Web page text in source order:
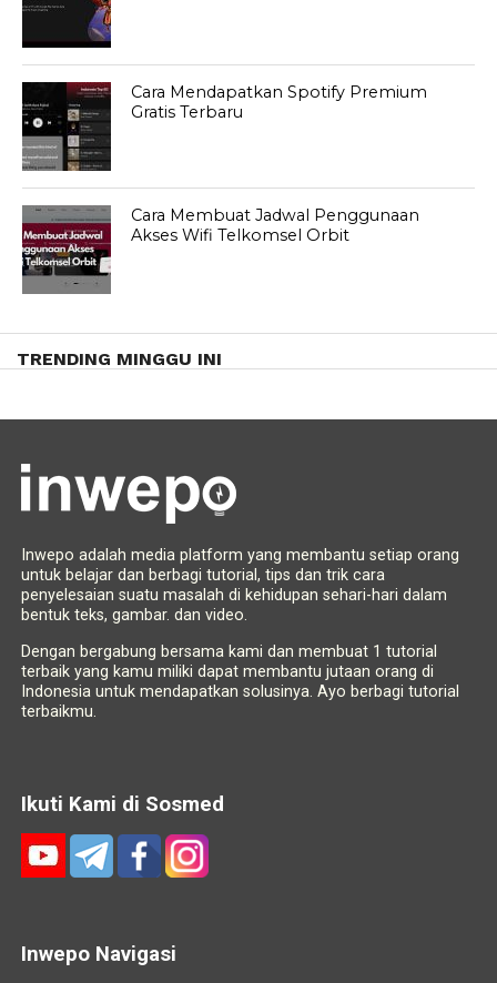
Cara Mendapatkan Spotify Premium
Gratis Terbaru
Cara Membuat Jadwal Penggunaan
Akses Wifi Telkomsel Orbit
TRENDING MINGGU INI
Inwepo adalah media platform yang membantu setiap orang
untuk belajar dan berbagi tutorial, tips dan trik cara
penyelesaian suatu masalah di kehidupan sehari-hari dalam
bentuk teks, gambar. dan video.
Dengan bergabung bersama kami dan membuat 1 tutorial
terbaik yang kamu miliki dapat membantu jutaan orang di
Indonesia untuk mendapatkan solusinya. Ayo berbagi tutorial
terbaikmu.
Ikuti Kami di Sosmed
Inwepo Navigasi